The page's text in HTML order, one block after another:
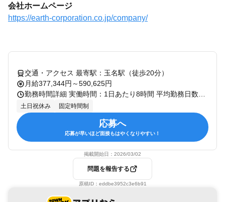
会社ホームページ
https://earth-corporation.co.jp/company/
交通・アクセス 最寄駅：玉名駅（徒歩20分）
月給377,344円～590,625円
土日祝休み 固定時間制
応募へ
応募が早いほど面接もはやくなりやすい！
掲載開始日： 2026/03/02
問題を報告する
原稿ID： eddbe3952c3e6b91